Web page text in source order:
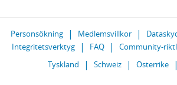
Personsökning Medlemsvillkor
Integritetsverktyg
FAQ Community-
Tyskland
Schweiz Österrike